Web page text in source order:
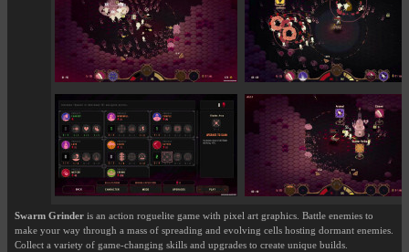
Swarm Grinder is an action roguelite game with pixel art graphics. Battle enemies to
make your way through a mass of spreading and evolving cells hosting dormant enemies.
Collect a variety of game-changing skills and upgrades to create unique builds.